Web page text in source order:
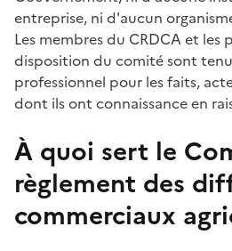
entreprise, ni d'aucun
Les membres du CRDCA et les
disposition du comité sont
professionnel pour les faits,
dont ils ont connaissance en
À quoi sert le
règlement des
commerciaux